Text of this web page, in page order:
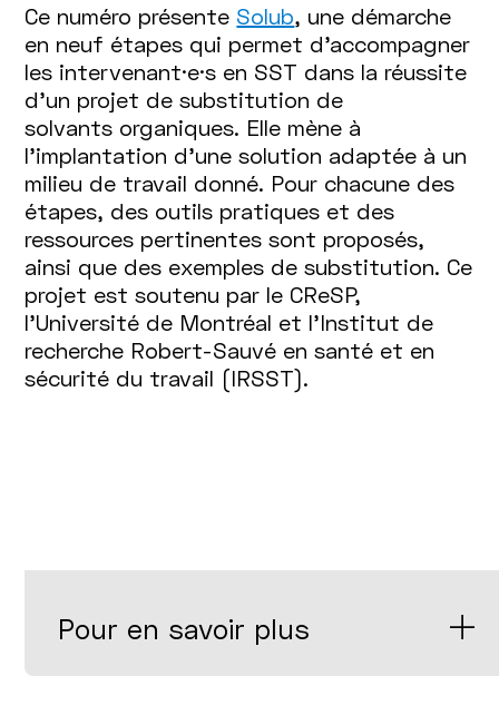
Ce numéro présente Solub, une démarche
en neuf étapes qui permet d’accompagner
les intervenant·e·s en SST dans la réussite
d’un projet de substitution de
solvants organiques. Elle mène à
l’implantation d’une solution adaptée à un
milieu de travail donné. Pour chacune des
étapes, des outils pratiques et des
ressources pertinentes sont proposés,
ainsi que des exemples de substitution. Ce
projet est soutenu par le CReSP,
l'Université de Montréal et l'Institut de
recherche Robert-Sauvé en santé et en
sécurité du travail (IRSST).
Pour en savoir plus